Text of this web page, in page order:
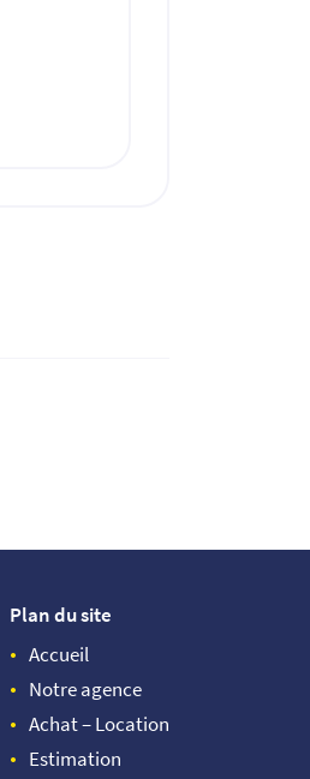
Plan du site
Accueil
Notre agence
Achat – Location
Estimation